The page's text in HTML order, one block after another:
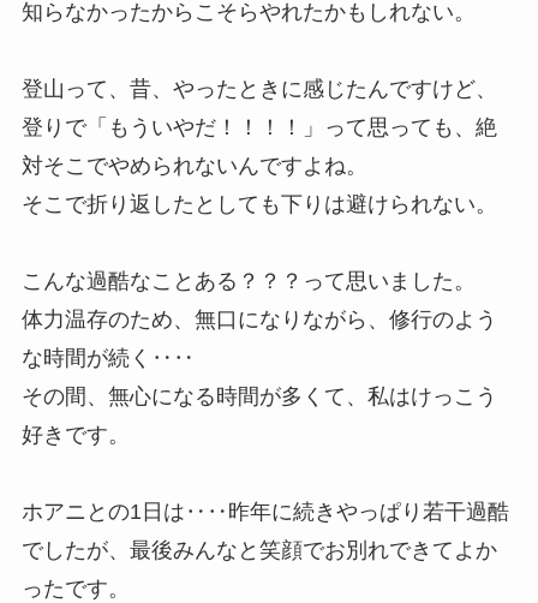
知らなかったからこそらやれたかもしれない。
登山って、昔、やったときに感じたんですけど、
登りで「もういやだ！！！！」って思っても、絶
対そこでやめられないんですよね。
そこで折り返したとしても下りは避けられない。
こんな過酷なことある？？？って思いました。
体力温存のため、無口になりながら、修行のよう
な時間が続く‥‥
その間、無心になる時間が多くて、私はけっこう
好きです。
ホアニとの1日は‥‥昨年に続きやっぱり若干過酷
でしたが、最後みんなと笑顔でお別れできてよか
ったです。